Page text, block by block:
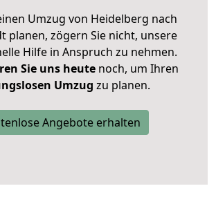
Umzug von Heidelberg nach
planen, zögern Sie nicht, unsere
Hilfe in Anspruch zu nehmen.
Sie uns heutenoch, um Ihren
Umzug zu planen.
Angebote erhalten